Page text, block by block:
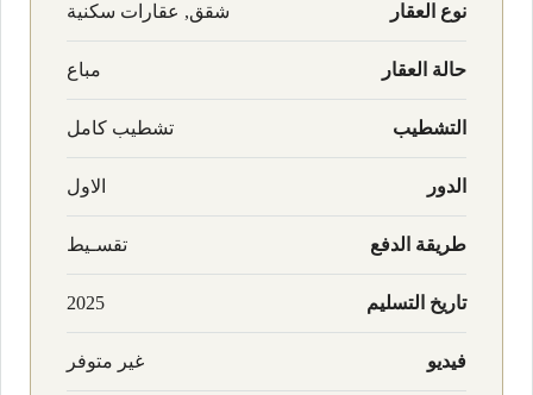
نوع العقار شقق, عقارات سكنية
حالة العقار مباع
التشطيب تشطيب كامل
الدور الاول
طريقة الدفع تقسـيط
تاريخ التسليم 2025
فيديو غير متوفر